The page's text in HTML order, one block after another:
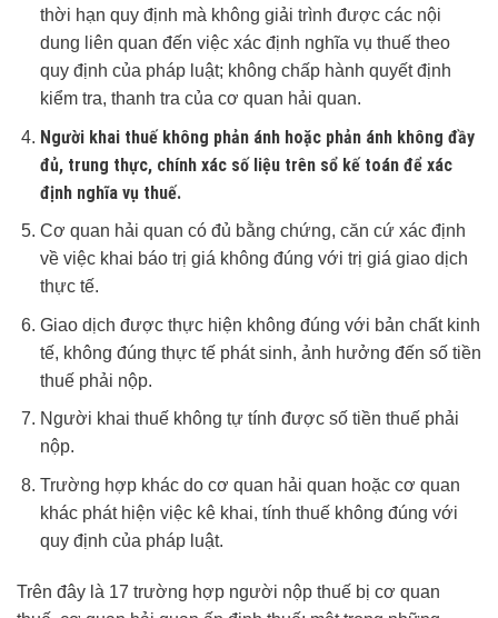
thời hạn quy định mà không giải trình được các nội
dung liên quan đến việc xác định nghĩa vụ thuế theo
quy định của pháp luật; không chấp hành quyết định
kiểm tra, thanh tra của cơ quan hải quan.
Người khai thuế không phản ánh hoặc phản ánh không đầy
đủ, trung thực, chính xác số liệu trên sổ kế toán để xác
định nghĩa vụ thuế.
Cơ quan hải quan có đủ bằng chứng, căn cứ xác định
về việc khai báo trị giá không đúng với trị giá giao dịch
thực tế.
Giao dịch được thực hiện không đúng với bản chất kinh
tế, không đúng thực tế phát sinh, ảnh hưởng đến số tiền
thuế phải nộp.
Người khai thuế không tự tính được số tiền thuế phải
nộp.
Trường hợp khác do cơ quan hải quan hoặc cơ quan
khác phát hiện việc kê khai, tính thuế không đúng với
quy định của pháp luật.
Trên đây là 17 trường hợp người nộp thuế bị cơ quan